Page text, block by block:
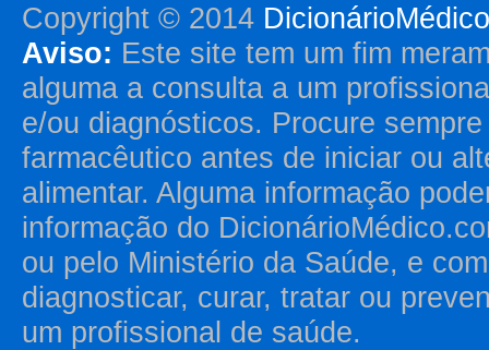
Copyright © 2014
Aviso: Este site tem um fim
alguma a consulta a um
e/ou diagnósticos. Procure
farmacêutico antes de iniciar ou
alimentar. Alguma informação
informação do
ou pelo Ministério da Saúde, e
diagnosticar, curar, tratar ou
um profissional de saúde.